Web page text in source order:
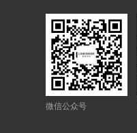
微信公众号